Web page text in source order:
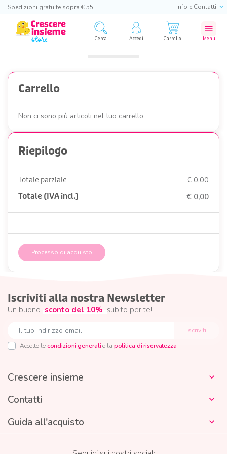
Info e Contatti
Spedizioni gratuite sopra € 55
Cerca Accedi Carrello
menu
Menu
Carrello
Non ci sono più articoli nel tuo carrello
Riepilogo
Totale parziale € 0,00
Totale (IVA incl.) € 0,00
Processo di acquisto
Iscriviti alla nostra Newsletter
Un buono sconto del 10% subito per te!
Accetto lecondizioni generalie la politica di riservatezza
Crescere insieme 
Contatti 
Guida all'acquisto 